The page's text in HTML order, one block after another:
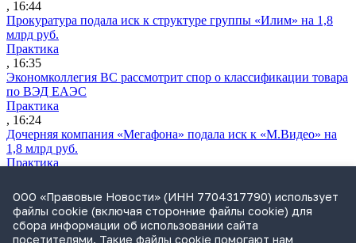
, 16:44
Прокуратура подала иск к структуре группы «Илим» на 1,8
млрд руб.
Практика
, 16:35
Экономколлегия ВС рассмотрит спор о классификации товара
по ВЭД ЕАЭС
Практика
, 16:24
Дочерняя компания «Мегафона» подала иск к «М.Видео» на
1,8 млрд руб.
Практика
СИП проверит отмену патента на систему управления
устройствами после возражений «Яндекса»
Практика
, 15:17
ООО «Правовые Новости» (ИНН 7704317790) использует
файлы cookie (включая сторонние файлы cookie) для
сбора информации об использовании сайта
посетителями. Такие файлы cookie помогают нам